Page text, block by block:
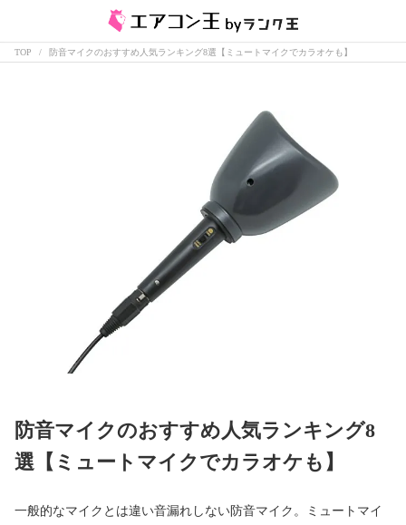
TOP 防音マイクのおすすめ人気ランキング8選【ミュートマイクでカラオケも】
防音マイクのおすすめ人気ランキング8
選【ミュートマイクでカラオケも】
一般的なマイクとは違い音漏れしない防音マイク。ミュートマイ